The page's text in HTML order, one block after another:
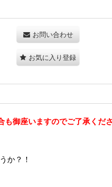
お問い合わせ
お気に入り登録
御座いますのでご了承くださ
か？！